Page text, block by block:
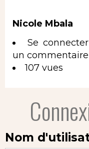
Nicole Mbala
Se connecter
un commentaire
107 vues
Nom